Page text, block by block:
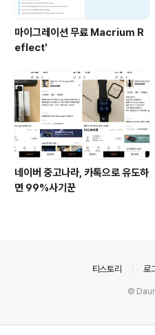
마이그레이션 무료 Macrium R
eflect'
네이버 중고나라, 카톡으로 유도하
면 99%사기꾼
티스토리 로
©